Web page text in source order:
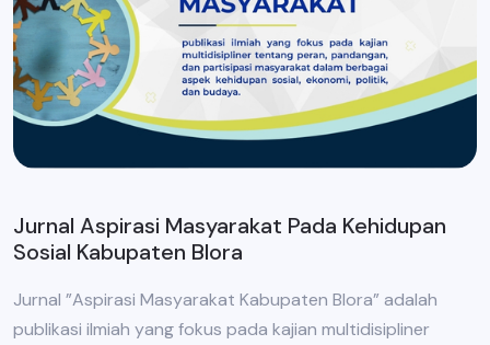
Jurnal Aspirasi Masyarakat Pada Kehidupan
Sosial Kabupaten Blora
Jurnal ”Aspirasi Masyarakat Kabupaten Blora” adalah
publikasi ilmiah yang fokus pada kajian multidisipliner